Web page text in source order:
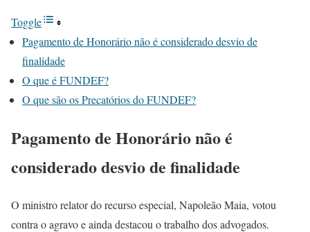
Toggle
Pagamento de Honorário não é considerado desvio de
finalidade
O que é FUNDEF?
O que são os Precatórios do FUNDEF?
Pagamento de Honorário não é
considerado desvio de finalidade
O ministro relator do recurso especial, Napoleão Maia, votou
contra o agravo e ainda destacou o trabalho dos advogados.